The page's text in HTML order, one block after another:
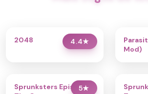
4.4★
2048
Mod)
5★
Sprunksters Episode 2: